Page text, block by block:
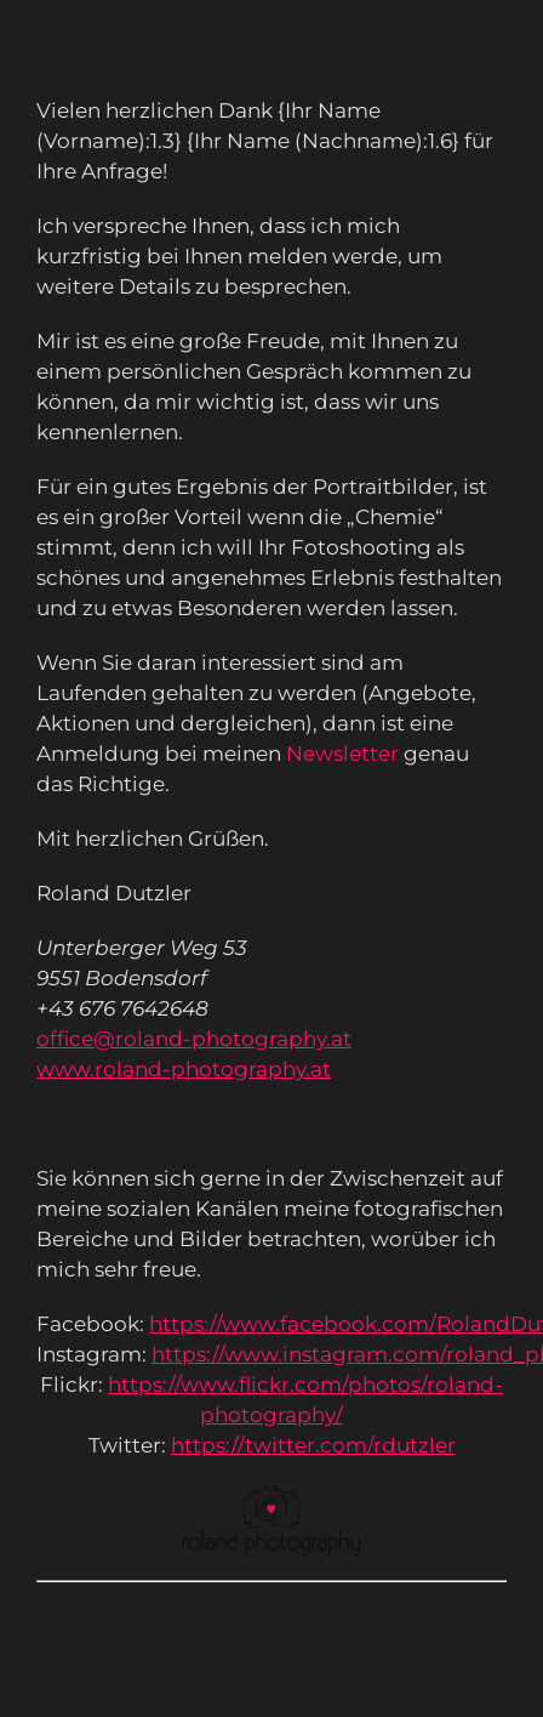
Vielen herzlichen Dank {Ihr Name
(Vorname):1.3} {Ihr Name (Nachname):1.6} für
Ihre Anfrage!
Ich verspreche Ihnen, dass ich mich
kurzfristig bei Ihnen melden werde, um
weitere Details zu besprechen.
Mir ist es eine große Freude, mit Ihnen zu
einem persönlichen Gespräch kommen zu
können, da mir wichtig ist, dass wir uns
kennenlernen.
Für ein gutes Ergebnis der Portraitbilder, ist
es ein großer Vorteil wenn die „Chemie“
stimmt, denn ich will Ihr Fotoshooting als
schönes und angenehmes Erlebnis festhalten
und zu etwas Besonderen werden lassen.
Wenn Sie daran interessiert sind am
Laufenden gehalten zu werden (Angebote,
Aktionen und dergleichen), dann ist eine
Anmeldung bei meinen Newsletter genau
das Richtige.
Mit herzlichen Grüßen.
Roland Dutzler
Unterberger Weg 53
9551 Bodensdorf
+43 676 7642648
office@roland-photography.at
www.roland-photography.at
Sie können sich gerne in der Zwischenzeit auf
meine sozialen Kanälen meine fotografischen
Bereiche und Bilder betrachten, worüber ich
mich sehr freue.
Facebook: https://www.facebook.com/
Instagram: https://www.instagram.com/
Flickr: https://www.flickr.com/photos/roland-
photography/
Twitter: https://twitter.com/rdutzler